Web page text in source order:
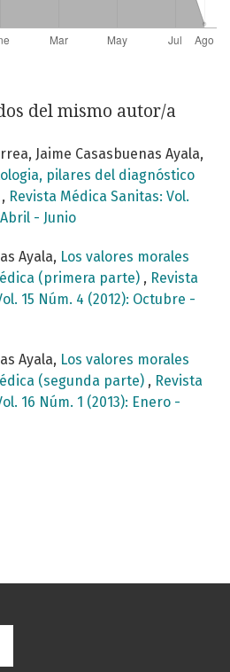
del mismo autor/a
Jaime Casasbuenas Ayala,
pilares del diagnóstico
, Revista Médica Sanitas: Vol.
- Junio
Ayala, Los valores morales
(primera parte) , Revista
15 Núm. 4 (2012): Octubre -
Ayala, Los valores morales
(segunda parte) , Revista
16 Núm. 1 (2013): Enero -